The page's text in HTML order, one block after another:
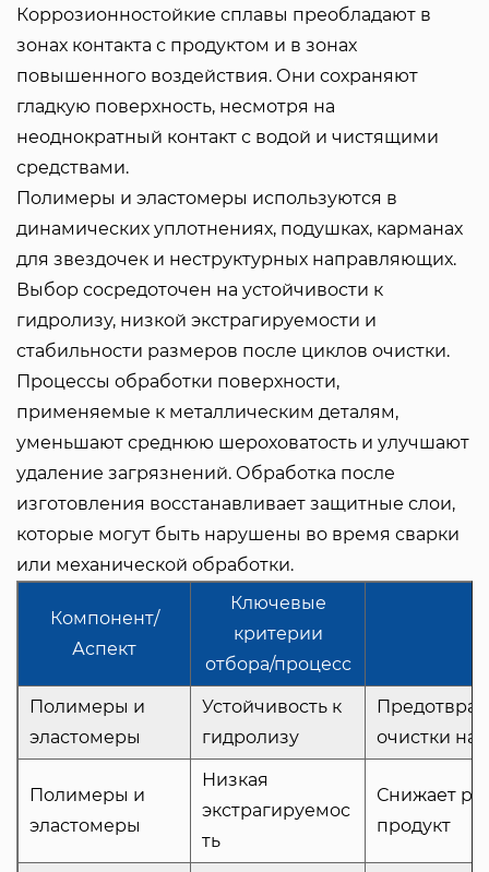
Коррозионностойкие сплавы преобладают в
зонах контакта с продуктом и в зонах
повышенного воздействия. Они сохраняют
гладкую поверхность, несмотря на
неоднократный контакт с водой и чистящими
средствами.
Полимеры и эластомеры используются в
динамических уплотнениях, подушках, карманах
для звездочек и неструктурных направляющих.
Выбор сосредоточен на устойчивости к
гидролизу, низкой экстрагируемости и
стабильности размеров после циклов очистки.
Процессы обработки поверхности,
применяемые к металлическим деталям,
уменьшают среднюю шероховатость и улучшают
удаление загрязнений. Обработка после
изготовления восстанавливает защитные слои,
которые могут быть нарушены во время сварки
или механической обработки.
Компонент/
Аспект
Ключевые
критерии
отбора/процесс
Полимеры и
эластомеры
Устойчивость к
гидролизу
очистки на
Полимеры и
эластомеры
Низкая
экстрагируемос
ть
Снижает
продукт